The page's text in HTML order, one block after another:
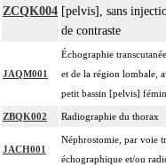
ZCQK004 [pelvis], sans
de contraste
JAQM001
Échographie
et de la région lombale,
petit bassin [pelvis]
ZBQK002 Radiographie du thorax
JACH001
Néphrostomie, par voie
échographique et/ou